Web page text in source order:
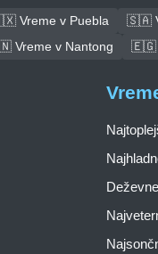
Vreme v Puebla 🇸🇦
Vreme v Nantong 🇪🇬